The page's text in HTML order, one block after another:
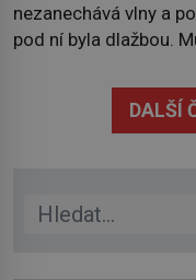
nezanechává vlny a
pod ní byla dlažbou.
mrtvá celé století.
Srbsku má s upíry
DALŠÍ